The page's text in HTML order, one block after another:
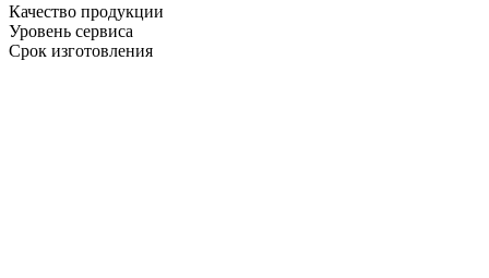
Качество продукции
Уровень сервиса
Срок изготовления